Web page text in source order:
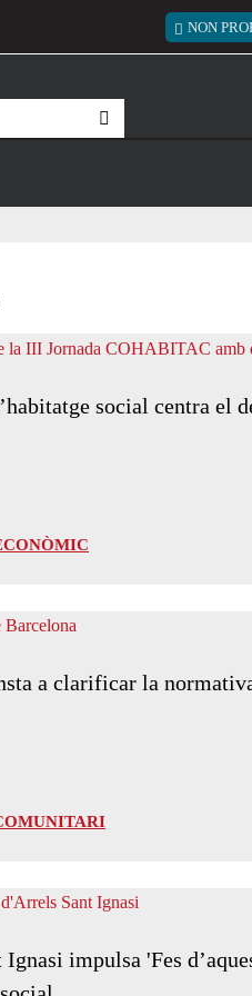
Menú
NON
social centra el
a clarificar la
Ignasi impulsa 'Fes